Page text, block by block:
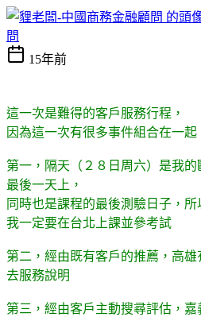
問
15年前
這一次是難得的客戶服務行程，
因為這一次有很多事件組合在一起
第一，隔天（２８日周六）是我
最後一天上，
同時也是課程的最後測驗日子，所
我一定要在台北上課並參考試
第二，經由既有客戶的推薦，高
去服務說明
第三，經由客戶主動搜尋評估，